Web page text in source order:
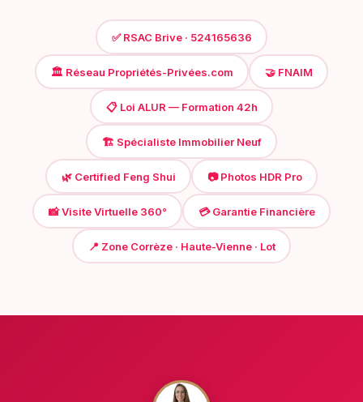
✅ RSAC Brive · 524165636
🏛️ Réseau Propriétés-Privées.com 🤝 FNAIM
📋 Loi ALUR — Formation 42h
🏗️ Spécialiste Immobilier Neuf
🌿 Certified Feng Shui 📷 Photos HDR Pro
📸 Visite Virtuelle 360° 💳 Garantie Financière
📍 Zone Corrèze · Haute-Vienne · Lot